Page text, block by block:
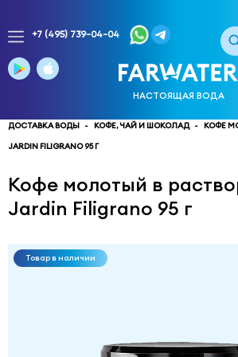
доставки
воды
многоканальный
service@truewater.ru
141033Московская
областьМытищинский
г.
улица
+7 (495) 739-04-04
НАСТОЯЩАЯ ВОДА
ДОСТАВКА ВОДЫ КОФЕ, ЧАЙ И ШОКОЛАД
КОФЕ
JARDIN FILIGRANO 95 Г
Кофе молотый в
Jardin Filigrano 95 г
Товар в наличии